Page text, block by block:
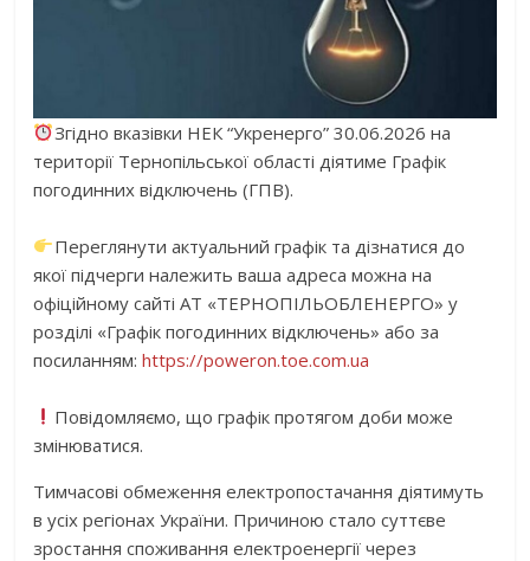
Згідно вказівки НЕК “Укренерго” 30.06.2026 на
території Тернопільської області діятиме Графік
погодинних відключень (ГПВ).
Переглянути актуальний графік та дізнатися до
якої підчерги належить ваша адреса можна на
офіційному сайті АТ «ТЕРНОПІЛЬОБЛЕНЕРГО» у
розділі «Графік погодинних відключень» або за
посиланням:https://poweron.toe.com.ua
Повідомляємо, що графік протягом доби може
змінюватися.
Тимчасові обмеження електропостачання діятимуть
в усіх регіонах України. Причиною стало суттєве
зростання споживання електроенергії через